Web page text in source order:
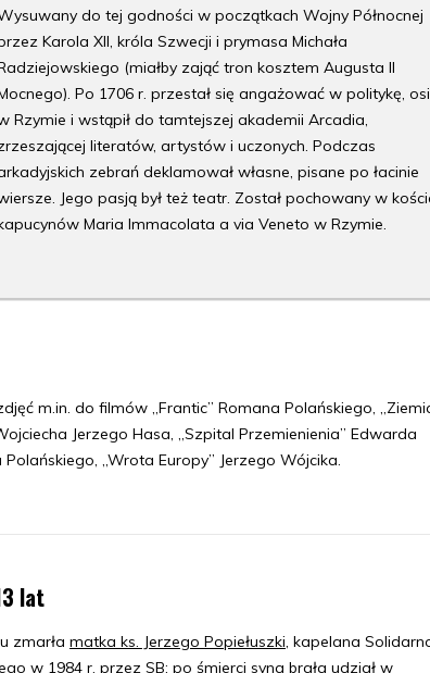
do tej godności w początkach Wojny Północnej
Karola XII, króla Szwecji i prymasa Michała
(miałby zająć tron kosztem Augusta II
Po 1706 r. przestał się angażować w politykę,
Rzymie i wstąpił do tamtejszej akademii Arcadia,
literatów, artystów i uczonych. Podczas
zebrań deklamował własne, pisane po łacinie
Jego pasją był też teatr. Został pochowany w
Maria Immacolata a via Veneto w Rzymie.
m.in. do filmów „Frantic” Romana Polańskiego,
Jerzego Hasa, „Szpital Przemienienia” Edwarda
„Wrota Europy” Jerzego Wójcika.
lat
zmarła matka ks. Jerzego Popiełuszki, kapelana
w 1984 r. przez SB; po śmierci syna brała udział w